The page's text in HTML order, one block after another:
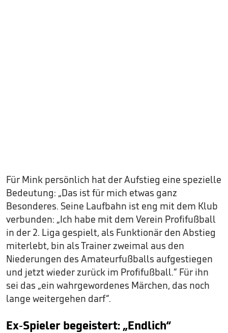
Für Mink persönlich hat der Aufstieg eine spezielle
Bedeutung: „Das ist für mich etwas ganz
Besonderes. Seine Laufbahn ist eng mit dem Klub
verbunden: „Ich habe mit dem Verein Profifußball
in der 2. Liga gespielt, als Funktionär den Abstieg
miterlebt, bin als Trainer zweimal aus den
Niederungen des Amateurfußballs aufgestiegen
und jetzt wieder zurück im Profifußball.“ Für ihn
sei das „ein wahrgewordenes Märchen, das noch
lange weitergehen darf“.
Ex-Spieler begeistert: „Endlich“